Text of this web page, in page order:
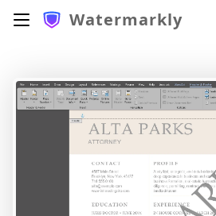
Watermarkly